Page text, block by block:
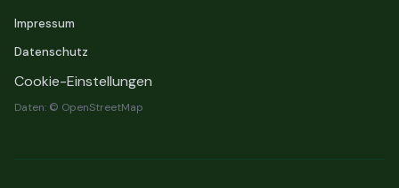
Impressum
Datenschutz
Cookie-Einstellungen
Daten: © OpenStreetMap